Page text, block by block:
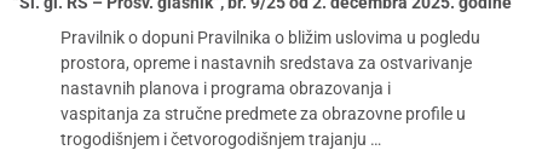
Pravilnik o dopuni Pravilnika o bližim uslovima u pogledu
prostora, opreme i nastavnih sredstava za ostvarivanje
nastavnih planova i programa obrazovanja i
vaspitanja za stručne predmete za obrazovne profile u
trogodišnjem i četvorogodišnjem trajanju …